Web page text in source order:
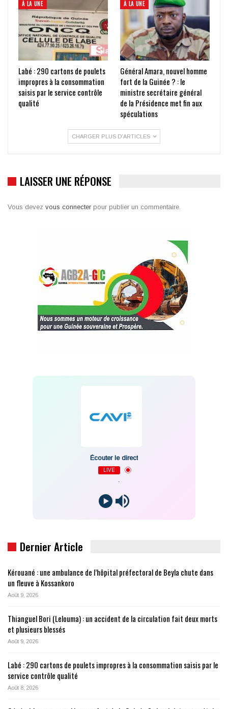
À LA UNE
Labé : 290 cartons de poulets
impropres à la consommation
saisis par le service contrôle
qualité
À LA UNE
Général Amara, nouvel homme
fort de la Guinée ? : le
ministre secrétaire général
de la Présidence met fin aux
spéculations
CHARGER PLUS D'ARTICLES
LAISSER UNE RÉPONSE
Vous devez vous connecter pour publier un commentaire.
Écouter le direct
LIVE
Dernier Article
Kérouané : une ambulance de l’hôpital préfectoral de Beyla chute dans
un fleuve à Kossankoro
Août 9, 2026
Thianguel Bori (Lelouma) : un accident de la circulation fait deux morts
et plusieurs blessés
Août 9, 2026
Labé : 290 cartons de poulets impropres à la consommation saisis par le
service contrôle qualité
Août 8, 2026